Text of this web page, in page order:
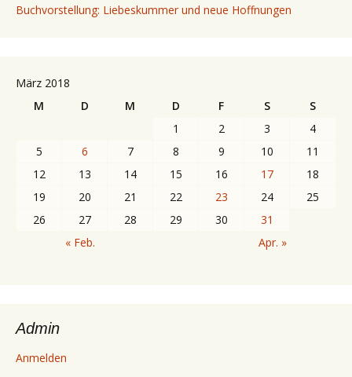
Buchvorstellung: Liebeskummer und neue Hoffnungen
März 2018
M
D M D F S
S
1
2 3
4
5
6 7 8 9 10
11
12
13 14 15 16 17
18
19
20 21 22 23 24
25
26
27 28 29 30
31
« Feb.
Apr. »
Admin
Anmelden